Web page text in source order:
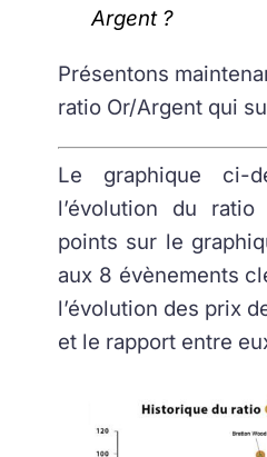
Argent ?
Présentons
ratio Or/Argent qui
Le graphique ci-
l’évolution du
points sur le
aux 8 évènements
l’évolution des prix
et le rapport entre